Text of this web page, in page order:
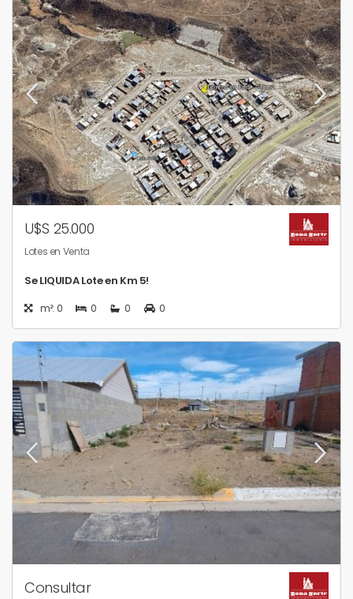
U$S 25.000
Lotes en Venta
Se LIQUIDA Lote en Km 5!
m²: 0 0 0 0
Consultar